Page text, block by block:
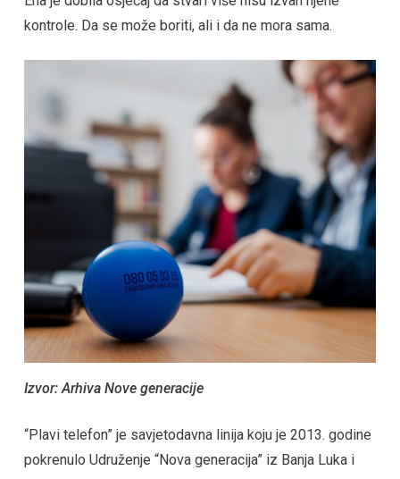
kontrole. Da se može boriti, ali i da ne mora sama.
Izvor: Arhiva Nove generacije
“Plavi telefon” je savjetodavna linija koju je 2013. godine
pokrenulo Udruženje “Nova generacija” iz Banja Luka i